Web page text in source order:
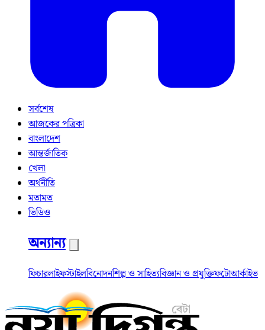
সর্বশেষ
আজকের পত্রিকা
বাংলাদেশ
আন্তর্জাতিক
খেলা
অর্থনীতি
মতামত
ভিডিও
অন্যান্য
ফিচারলাইফস্টাইলবিনোদনশিল্প ও সাহিত্যবিজ্ঞান ও প্রযুক্তিফটোআর্কাইভ